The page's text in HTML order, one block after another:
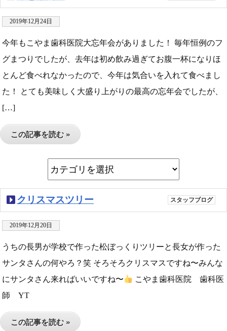
2019年12月24日
今年もこやま歯科医院大忘年会がありました！ 毎年恒例のフ
グまつりでしたが、去年は初め飲み過ぎてお腹一杯になりほ
とんど食べれなかったので、今年は気合いを入れて食べまし
た！ とても美味しく大盛り上がりの最高の忘年会でしたが、
[…]
この記事を読む »
クリスマスツリー スタッフブログ
2019年12月20日
うちの長男が学校で作った松ぼっくりツリーと長女が作った
サンタさんの何やろ？笑 そろそろクリスマスですね〜みんな
にサンタさん来ればいいですね〜
こやま歯科医院 歯科医
師 YT
この記事を読む »